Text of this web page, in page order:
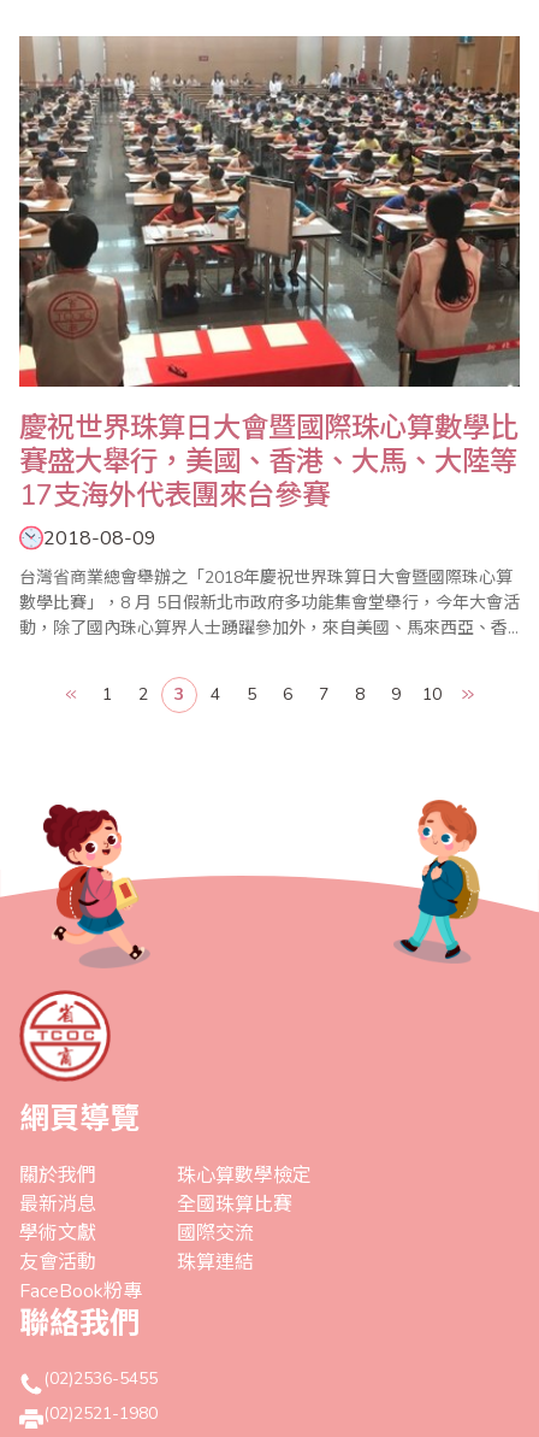
暨國際觀摩賽等系列活動，歡迎踴躍報名參加。 ＊2019年全國珠算
比賽暨國際邀請賽 ＊2019年全國心算比賽暨國際邀請賽 ＊2019年
全國數學競技..
慶祝世界珠算日大會暨國際珠心算數學比
賽盛大舉行，美國、香港、大馬、大陸等
17支海外代表團來台參賽
2018-08-09
台灣省商業總會舉辦之「2018年慶祝世界珠算日大會暨國際珠心算
數學比賽」，8 月 5日假新北市政府多功能集會堂舉行，今年大會活
動，除了國內珠心算界人士踴躍參加外，來自美國、馬來西亞、香
上，並首度由新任大會會長、省商總會副理事長兼珠心算數學委員
會主任委員、世界珠算心算聯合會副會長蕭秋勇主持，都受到國內
1 2 3 4 5 6 7 8 9 10
網頁導覽
關於我們
最新消息
學術文獻
友會活動
FaceBook粉專
珠心算數學檢定
全國珠算比賽
國際交流
珠算連結
聯絡我們
(02)2536-5455
(02)2521-1980